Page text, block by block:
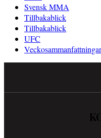
Svensk MMA
Tillbakablick
Tillbakablick
UFC
Veckosammanfattningar